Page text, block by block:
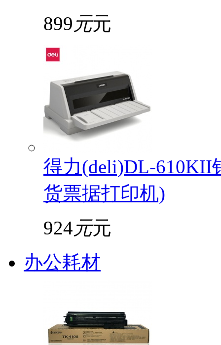
899 元元
得力(deli)DL-610KII
货票据打印机)
924元元
办公耗材